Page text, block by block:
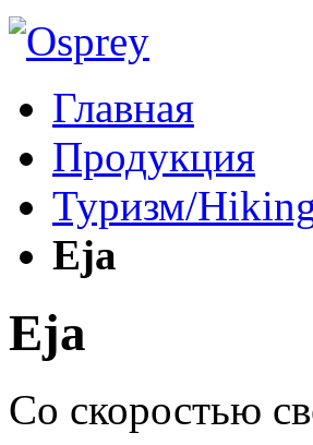
Главная
Продукция
Туризм/
Eja
Eja
Со скоростью